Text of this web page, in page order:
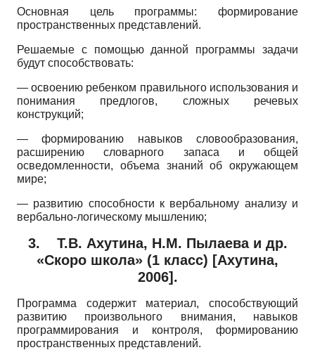
Основная цель программы: формирование
пространственных представлений.
Решаемые с помощью данной программы задачи
будут способствовать:
—освоению ребенком правильного использования и
понимания предлогов, сложных речевых
конструкций;
—формированию навыков словообразования,
расширению словарного запаса и общей
осведомленности, объема знаний об окружающем
мире;
— развитию способности к вербальному анализу и
вербально-логическому мышлению;
3. Т.В. Ахутина, Н.М. Пылаева и др.
«Скоро школа» (1 класс) [Ахутина,
2006] .
Программа содержит материал, способствующий
развитию произвольного внимания, навыков
программирования и контроля, формированию
пространственных представлений.